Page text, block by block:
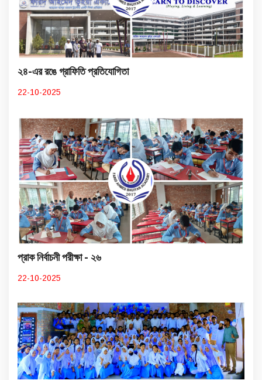
২৪-এর রঙে গ্রাফিতি প্রতিযোগিতা
22-10-2025
প্রাক নির্বাচনী পরীক্ষা - ২৬
22-10-2025